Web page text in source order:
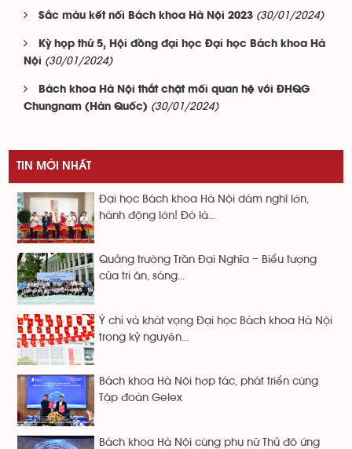
Sắc màu kết nối Bách khoa Hà Nội 2023 (30/01/2024)
Kỳ họp thứ 5, Hội đồng đại học Đại học Bách khoa Hà
Nội (30/01/2024)
Bách khoa Hà Nội thắt chặt mối quan hệ với ĐHQG
Chungnam (Hàn Quốc) (30/01/2024)
TIN MỚI NHẤT
Đại học Bách khoa Hà Nội dám nghĩ lớn,
hành động lớn! Đó là...
Quảng trường Trần Đại Nghĩa – Biểu tượng
của tri ân, sáng...
Ý chí và khát vọng Đại học Bách khoa Hà Nội
trong kỷ nguyên...
Bách khoa Hà Nội hợp tác, phát triển cùng
Tập đoàn Gelex
Bách khoa Hà Nội cùng phụ nữ Thủ đô ứng